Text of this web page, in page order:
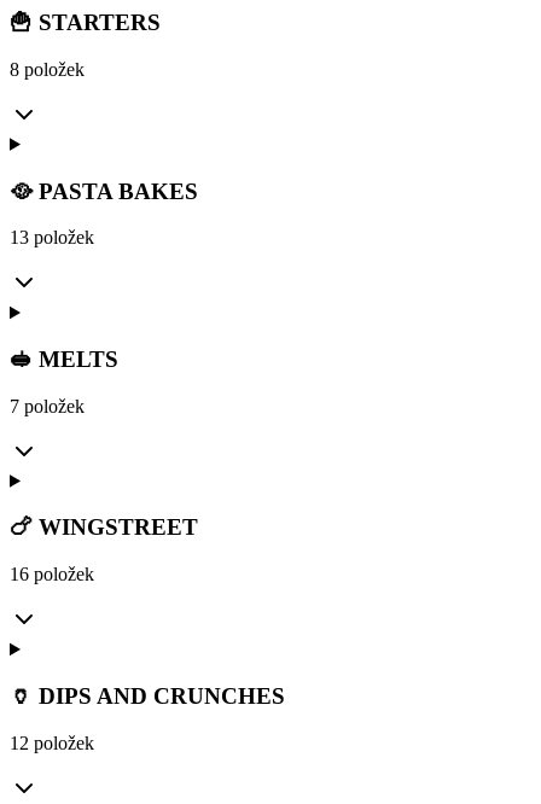
🍟 STARTERS
8 položek
🥘 PASTA BAKES
13 položek
🥪 MELTS
7 položek
🍗 WINGSTREET
16 položek
🏺 DIPS AND CRUNCHES
12 položek